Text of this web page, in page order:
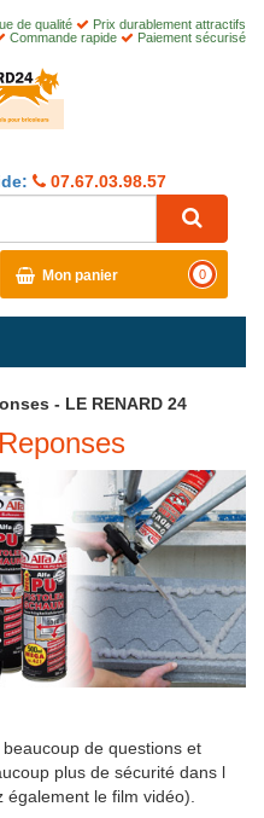
de qualité
Prix durablement attractifs
Commande rapide
Paiement sécurisé
07.67.03.98.57
Mon panier 0
- LE RENARD 24
de questions et
plus de sécurité dans l
également le film vidéo).